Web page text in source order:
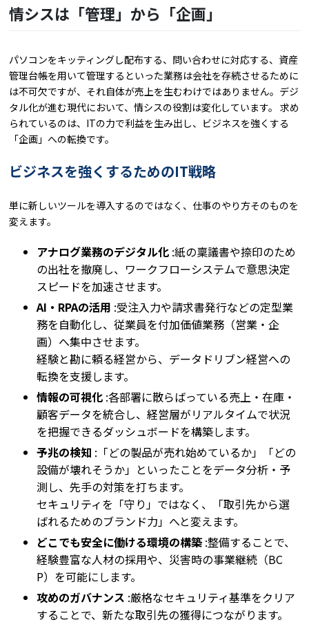
情シスは「管理」から「企画」
パソコンをキッティングし配布する、問い合わせに対応する、資産
管理台帳を用いて管理するといった業務は会社を存続させるために
は不可欠ですが、それ自体が売上を生むわけではありません。デジ
タル化が進む現代において、情シスの役割は変化しています。 求め
られているのは、ITの力で利益を生み出し、ビジネスを強くする
「企画」への転換です。
ビジネスを強くするためのIT戦略
単に新しいツールを導入するのではなく、仕事のやり方そのものを
変えます。
アナログ業務のデジタル化 :紙の稟議書や捺印のため
の出社を撤廃し、ワークフローシステムで意思決定
スピードを加速させます。
AI・RPAの活用 :受注入力や請求書発行などの定型業
務を自動化し、従業員を付加価値業務（営業・企
画）へ集中させます。
経験と勘に頼る経営から、データドリブン経営への
転換を支援します。
情報の可視化 :各部署に散らばっている売上・在庫・
顧客データを統合し、経営層がリアルタイムで状況
を把握できるダッシュボードを構築します。
予兆の検知 :「どの製品が売れ始めているか」「どの
設備が壊れそうか」といったことをデータ分析・予
測し、先手の対策を打ちます。
セキュリティを「守り」ではなく、「取引先から選
ばれるためのブランド力」へと変えます。
どこでも安全に働ける環境の構築:整備することで、
経験豊富な人材の採用や、災害時の事業継続（BC
P）を可能にします。
攻めのガバナンス :厳格なセキュリティ基準をクリア
することで、新たな取引先の獲得につながります。